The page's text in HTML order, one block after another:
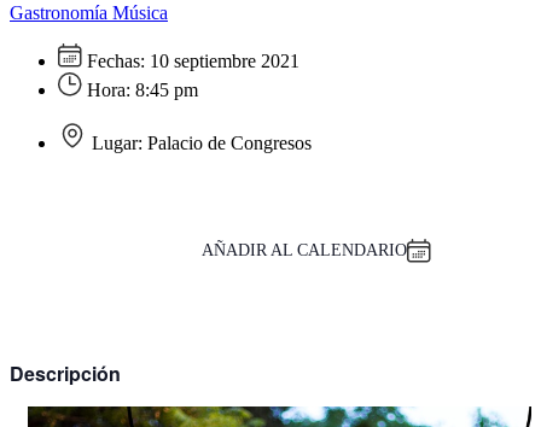
Gastronomía Música
Fechas: 10 septiembre 2021
Hora: 8:45 pm
Lugar: Palacio de Congresos
AÑADIR AL CALENDARIO
Descripción